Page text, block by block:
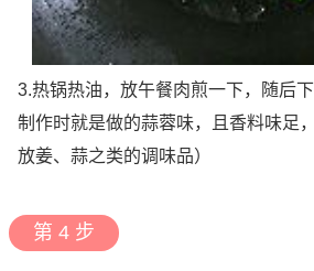
3.热锅热油，放午餐肉煎一下，随后
制作时就是做的蒜蓉味，且香料味足
放姜、蒜之类的调味品）
第 4 步